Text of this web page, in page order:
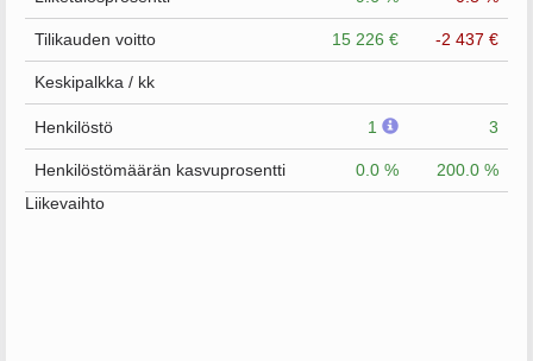
Tilikauden voitto 15 226 € -2 437 €
Keskipalkka / kk
Henkilöstö 1 3
Henkilöstömäärän kasvuprosentti 0.0 %
200.0 %
Liikevaihto